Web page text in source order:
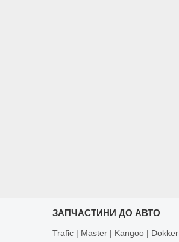
ЗАПЧАСТИНИ ДО АВТО
Trafic | Master | Kangoo | Dokker